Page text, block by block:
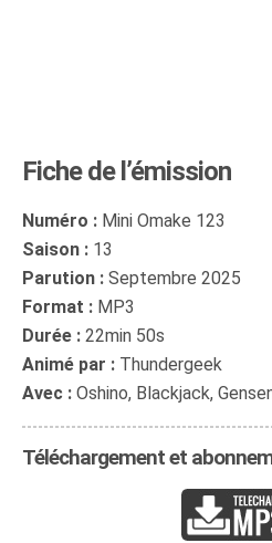
Fiche de l’émission
Numéro : Mini Omake 123
Saison : 13
Parution : Septembre 2025
Format : MP3
Durée : 22min 50s
Animé par : Thundergeek
Avec : Oshino, Blackjack,
Téléchargement et